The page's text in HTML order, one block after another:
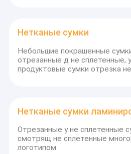
Нетканые сумки
Небольшие покрашенные
отрезанные д не сплетенные,
продуктовые сумки отрезка
Нетканые сумки
Отрезанные у не сплетенные
смотрящ не сплетенные
логотипом